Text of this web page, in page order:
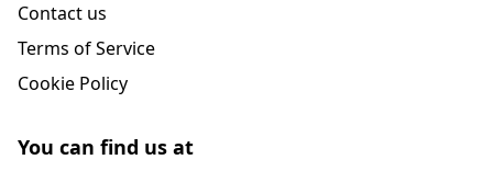
Contact us
Terms of Service
Cookie Policy
You can find us at